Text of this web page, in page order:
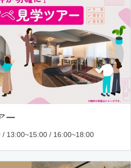
ー
13:00~15:00 / 16:00~18:00